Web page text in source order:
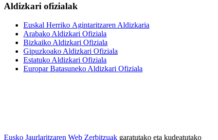
Aldizkari ofizialak
Euskal Herriko Agintaritzaren Aldizkaria
Arabako Aldizkari Ofiziala
Bizkaiko Aldizkari Ofiziala
Gipuzkoako Aldizkari Ofiziala
Estatuko Aldizkari Ofiziala
Europar Batasuneko Aldizkari Ofiziala
Eusko Jaurlaritzaren Web Zerbitzuak garatutako eta kudeatutako